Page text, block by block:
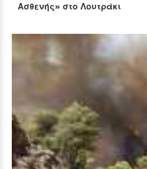
Ασθενής» στο Λουτράκι